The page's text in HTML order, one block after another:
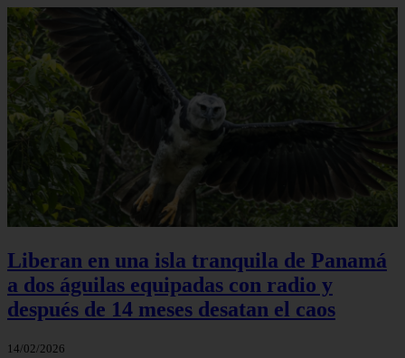
Liberan en una isla tranquila de Panamá
a dos águilas equipadas con radio y
después de 14 meses desatan el caos
14/02/2026